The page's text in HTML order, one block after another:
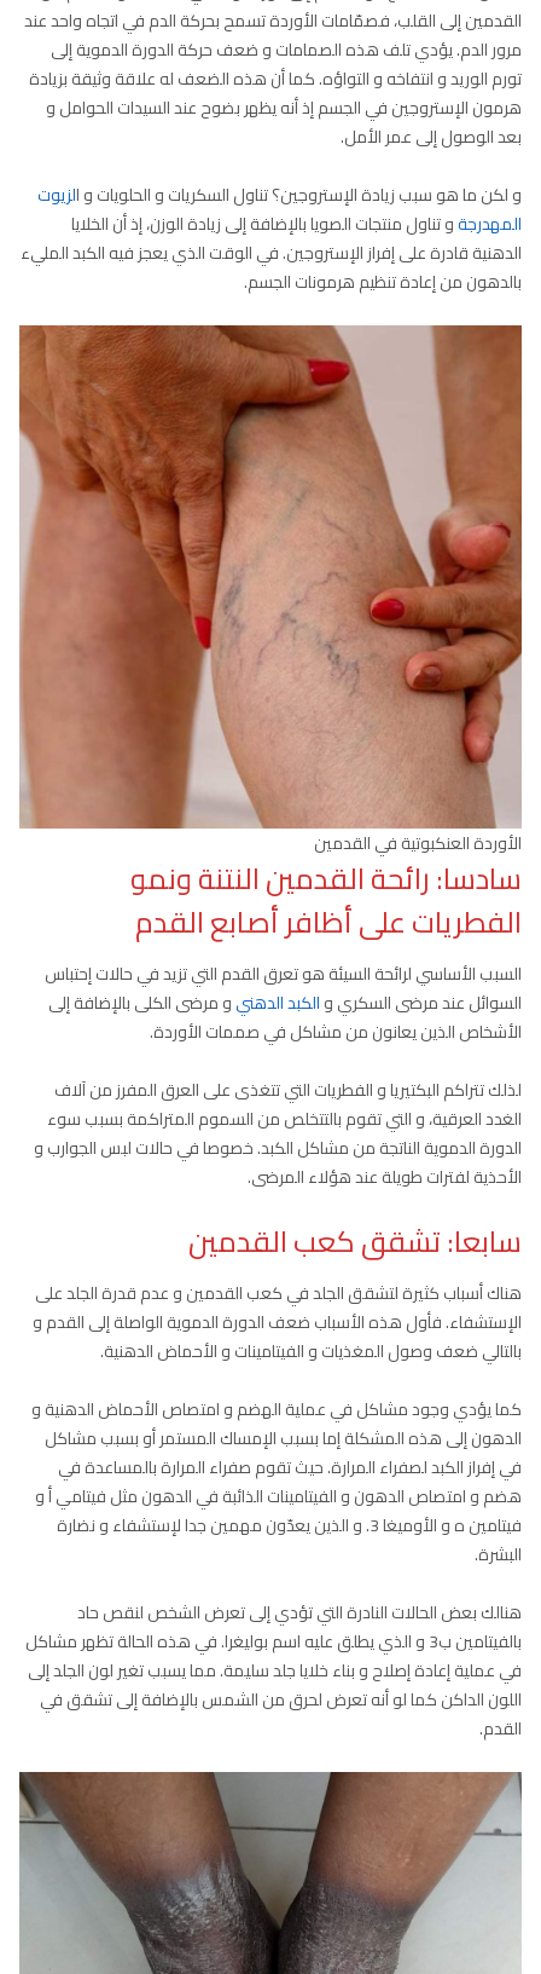
القدمين إلى القلب، فصمّامات الأوردة تسمح بحركة الدم في اتجاه واحد عند
مرور الدم. يؤدي تلف هذه الصمامات و ضعف حركة الدورة الدموية إلى
تورم الوريد و انتفاخه و التواؤه. كما أن هذه الضعف له علاقة وثيقة بزيادة
هرمون الإستروجين في الجسم إذ أنه يظهر بضوح عند السيدات الحوامل و
بعد الوصول إلى عمر الأمل.
و لكن ما هو سبب زيادة الإستروجين؟ تناول السكريات و الحلويات و الزيوت
المهدرجةو تناول منتجات الصويا بالإضافة إلى زيادة الوزن، إذ أن الخلايا
الدهنية قادرة على إفراز الإستروجين. في الوقت الذي يعجز فيه الكبد المليء
بالدهون من إعادة تنظيم هرمونات الجسم.
الأوردة العنكبوتية في القدمين
سادسا: رائحة القدمين النتنة ونمو
الفطريات على أظافر أصابع القدم
السبب الأساسي لرائحة السيئة هو تعرق القدم التي تزيد في حالات إحتباس
السوائل عند مرضى السكري والكبد الدهنيو مرضى الكلى بالإضافة إلى
الأشخاص الذين يعانون من مشاكل في صممات الأوردة.
لذلك تتراكم البكتيريا و الفطريات التي تتغذى على العرق المفرز من آلاف
الغدد العرقية، و التي تقوم بالتتخلص من السموم المتراكمة بسبب سوء
الدورة الدموية الناتجة من مشاكل الكبد. خصوصا في حالات لبس الجوارب و
الأحذية لفترات طويلة عند هؤلاء المرضى.
سابعا: تشقق كعب القدمين
هناك أسباب كثيرة لتشقق الجلد في كعب القدمين و عدم قدرة الجلد على
الإستشفاء. فأول هذه الأسباب ضعف الدورة الدموية الواصلة إلى القدم و
بالتالي ضعف وصول المغذيات و الفيتامينات و الأحماض الدهنية.
كما يؤدي وجود مشاكل في عملية الهضم و امتصاص الأحماض الدهنية و
الدهون إلى هذه المشكلة إما بسبب الإمساك المستمر أو بسبب مشاكل
في إفراز الكبد لصفراء المرارة. حيث تقوم صفراء المرارة بالمساعدة في
هضم و امتصاص الدهون و الفيتامينات الذائبة في الدهون مثل فيتامي أ و
فيتامين ه و الأوميغا 3. و الذين يعدّون مهمين جدا لإستشفاء و نضارة
البشرة.
هنالك بعض الحالات النادرة التي تؤدي إلى تعرض الشخص لنقص حاد
بالفيتامين ب3 و الذي يطلق عليه اسم بوليغرا. في هذه الحالة تظهر مشاكل
في عملية إعادة إصلاح و بناء خلايا جلد سليمة. مما يسبب تغير لون الجلد إلى
اللون الداكن كما لو أنه تعرض لحرق من الشمس بالإضافة إلى تشقق في
القدم.